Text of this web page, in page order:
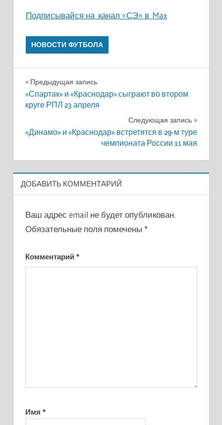
Подписывайся на канал «СЭ» в Max
НОВОСТИ ФУТБОЛА
Навигация
по
Предыдущая запись
«Спартак» и «Краснодар» сыграют во втором
круге РПЛ 23 апреля
Следующая запись
«Динамо» и «Краснодар» встретятся в 29-м туре
чемпионата России 11 мая
ДОБАВИТЬ КОММЕНТАРИЙ
Ваш адрес email не будет опубликован.
Обязательные поля помечены *
Комментарий *
Имя *